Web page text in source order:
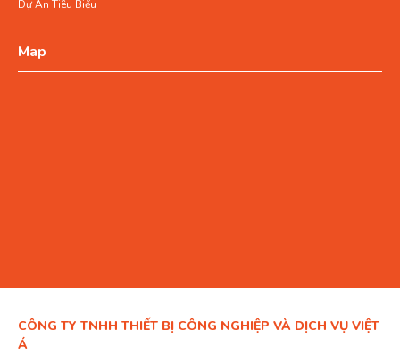
Dự Án Tiêu Biểu
Map
CÔNG TY TNHH THIẾT BỊ CÔNG NGHIỆP VÀ DỊCH VỤ VIỆT
Á